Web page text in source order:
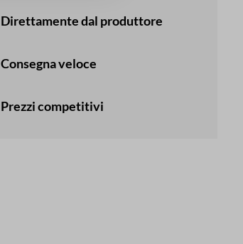
Direttamente dal produttore
Consegna veloce
Prezzi competitivi